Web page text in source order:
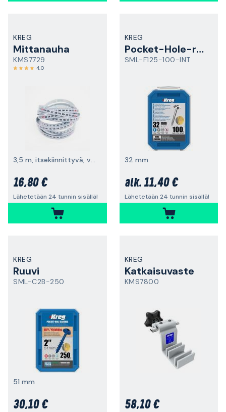
KREG
Mittanauha
KMS7729
4,0
3,5 m, itsekiinnittyvä, vasemmalta oikealle
16,80 €
Lähetetään 24 tunnin sisällä!
KREG
Pocket-Hole-ruuvi
SML-F125-100-INT
32 mm
alk. 11,40 €
Lähetetään 24 tunnin sisällä!
KREG
Ruuvi
SML-C2B-250
51 mm
30,10 €
KREG
Katkaisuvaste
KMS7800
58,10 €